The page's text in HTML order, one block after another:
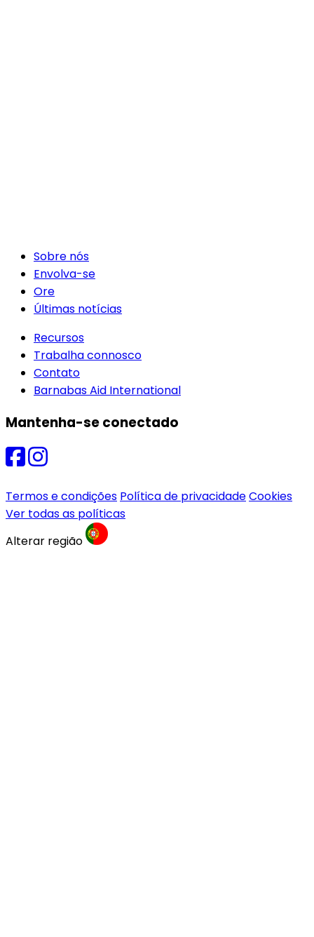
Sobre nós
Envolva-se
Ore
Últimas notícias
Recursos
Trabalha connosco
Contato
Barnabas Aid International
Mantenha-se conectado
Termos e condições Política de privacidadeCookies
Ver todas as políticas
Alterar região